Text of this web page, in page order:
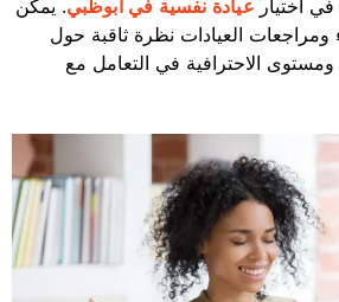
اختيار عيادة نفسية في ابوظبي. يمكن
ومراجعات العيادات نظرة ثاقبة حول
الاحترافية في التعامل مع